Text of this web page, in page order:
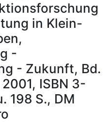
in Klein-
-
- Zukunft, Bd.
ISBN 3-
198 S., DM